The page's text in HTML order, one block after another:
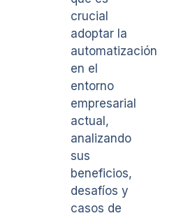
crucial
adoptar la
automatización
en el
entorno
empresarial
actual,
analizando
sus
beneficios,
desafíos y
casos de